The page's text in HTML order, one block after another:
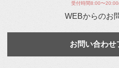
受付時間8:00〜
WEBからのお
お問い合わせ